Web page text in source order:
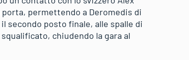
permettendo a Deromedis di
secondo posto finale, alle spalle di
chiudendo la gara al